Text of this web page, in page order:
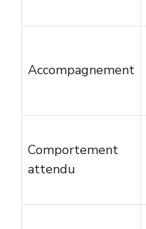
Accompagnement
Comportement
attendu